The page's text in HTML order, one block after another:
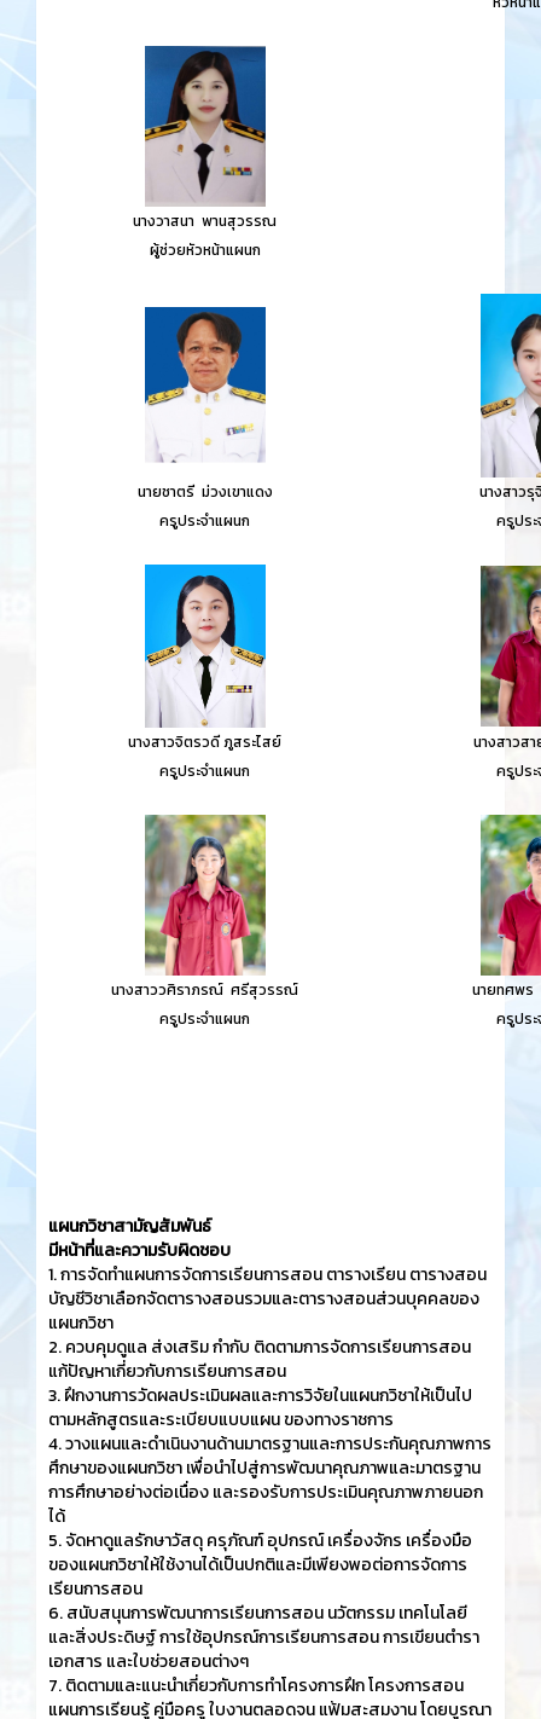
นางวาสนา พานสุวรรณ
ผู้ช่วยหัวหน้าแผนก
นายชาตรี ม่วงเขาแดง
นางสาว
ครูประจำแผนก
ครูปร
นางสาวจิตรวดี ภูสระไสย์
นางสาวส
ครูประจำแผนก
ครูปร
นางสาววศิราภรณ์ ศรีสุวรรณ์
นายทศพร
ครูประจำแผนก
ครูปร
แผนกวิชาสามัญสัมพันธ์
มีหน้าที่และความรับผิดชอบ
1. การจัดทำแผนการจัดการเรียนการสอน ตารางเรียน ตารางสอน
บัญชีวิชาเลือกจัดตารางสอนรวมและตารางสอนส่วนบุคคลของ
แผนกวิชา
2. ควบคุมดูแล ส่งเสริม กำกับ ติดตามการจัดการเรียนการสอน
แก้ปัญหาเกี่ยวกับการเรียนการสอน
3. ฝึกงานการวัดผลประเมินผลและการวิจัยในแผนกวิชาให้เป็นไป
ตามหลักสูตรและระเบียบแบบแผน ของทางราชการ
4. วางแผนและดำเนินงานด้านมาตรฐานและการประกันคุณภาพการ
ศึกษาของแผนกวิชา เพื่อนำไปสู่การพัฒนาคุณภาพและมาตรฐาน
การศึกษาอย่างต่อเนื่อง และรองรับการประเมินคุณภาพภายนอก
ได้
5. จัดหาดูแลรักษาวัสดุ ครุภัณฑ์ อุปกรณ์ เครื่องจักร เครื่องมือ
ของแผนกวิชาให้ใช้งานได้เป็นปกติและมีเพียงพอต่อการจัดการ
เรียนการสอน
6. สนับสนุนการพัฒนาการเรียนการสอน นวัตกรรม เทคโนโลยี
และสิ่งประดิษฐ์ การใช้อุปกรณ์การเรียนการสอน การเขียนตำรา
เอกสาร และใบช่วยสอนต่างๆ
7. ติดตามและแนะนำเกี่ยวกับการทำโครงการฝึก โครงการสอน
แผนการเรียนรู้ คู่มือครู ใบงานตลอดจน แฟ้มสะสมงาน โดยบูรณา